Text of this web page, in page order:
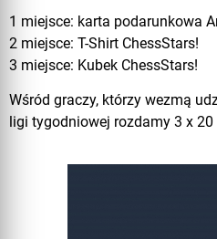
1 miejsce: karta podarunkowa
2 miejsce: T-Shirt ChessStars!
3 miejsce: Kubek ChessStars!
Wśród graczy, którzy wezmą
ligi tygodniowej rozdamy 3 x